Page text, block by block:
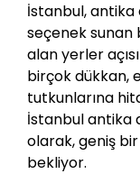
İstanbul, antika
seçenek sunan
alan yerler
birçok dükkan,
tutkunlarına
İstanbul antika
olarak, geniş
bekliyor.